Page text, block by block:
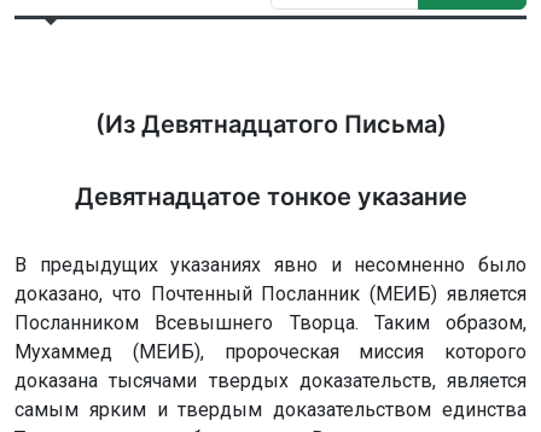
(Из Девятнадцатого Письма)
Девятнадцатое тонкое указание
В предыдущих указаниях явно и несомненно было
доказано, что Почтенный Посланник (МЕИБ) является
Посланником Всевышнего Творца. Таким образом,
Мухаммед (МЕИБ), пророческая миссия которого
доказана тысячами твердых доказательств, является
самым ярким и твердым доказательством единства